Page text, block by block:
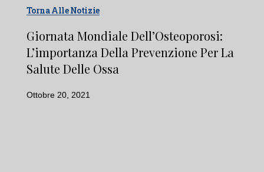
Torna Alle Notizie
Giornata Mondiale Dell’Osteoporosi:
L’importanza Della Prevenzione Per La
Salute Delle Ossa
Ottobre 20, 2021